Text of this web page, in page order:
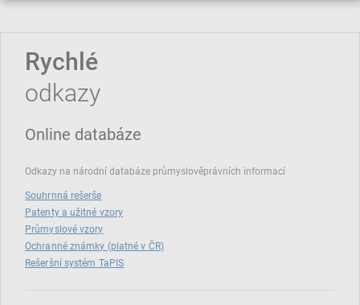
Rychlé
odkazy
Online databáze
Odkazy na národní databáze průmyslověprávních informací
Souhrnná rešerše
Patenty a užitné vzory
Průmyslové vzory
Ochranné známky (platné v ČR)
Rešeršní systém TaPIS